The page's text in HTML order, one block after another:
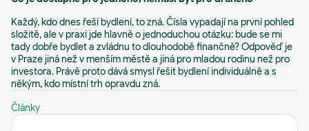
Každý, kdo dnes řeší bydlení, to zná. Čísla vypadají na první pohled
složitě, ale v praxi jde hlavně o jednoduchou otázku: bude se mi
tady dobře bydlet a zvládnu to dlouhodobě finančně? Odpověď je
v Praze jiná než v menším městě a jiná pro mladou rodinu než pro
investora. Právě proto dává smysl řešit bydlení individuálně a s
někým, kdo místní trh opravdu zná.
Články